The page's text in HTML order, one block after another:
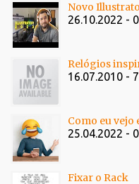
Novo
26.10.2022 -
Relógios
16.07.2010 -
Como eu vejo
25.04.2022 -
Fixar o Rack